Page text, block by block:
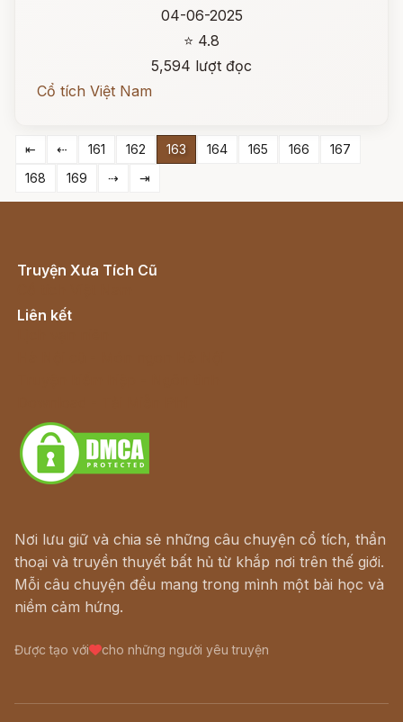
04-06-2025
⭐ 4.8
5,594 lượt đọc
Cổ tích Việt Nam
⇤ ⇠ 161 162 163 164 165 166
167
168
169 ⇢ ⇥
Truyện Xưa Tích Cũ
Liên kết
Nơi lưu giữ và chia sẻ những câu chuyện cổ tích, thần
thoại và truyền thuyết bất hủ từ khắp nơi trên thế giới.
Mỗi câu chuyện đều mang trong mình một bài học và
niềm cảm hứng.
Được tạo với cho những người yêu truyện